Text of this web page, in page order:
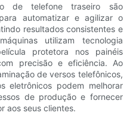
de telefone traseiro são
automatizar e agilizar o
resultados consistentes e
utilizam tecnologia
protetora nos painéis
precisão e eficiência. Ao
de versos telefônicos,
eletrônicos podem melhorar
de produção e fornecer
aos seus clientes.